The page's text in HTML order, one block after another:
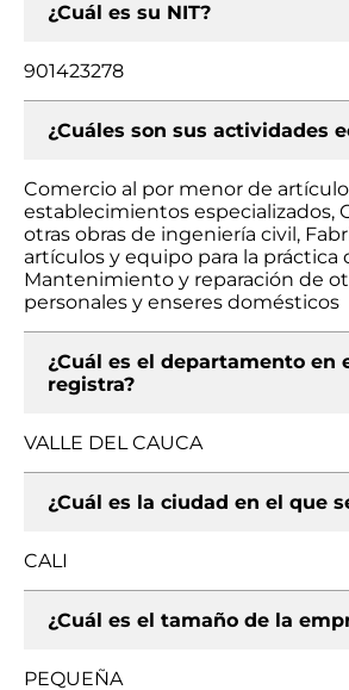
¿Cuál es su NIT?
901423278
¿Cuáles son sus actividades
Comercio al por menor de
establecimientos especializados,
otras obras de ingeniería civil,
artículos y equipo para la práctica
Mantenimiento y reparación de
personales y enseres domésticos
¿Cuál es el departamento en
registra?
VALLE DEL CAUCA
¿Cuál es la ciudad en el que
CALI
¿Cuál es el tamaño de la
PEQUEÑA